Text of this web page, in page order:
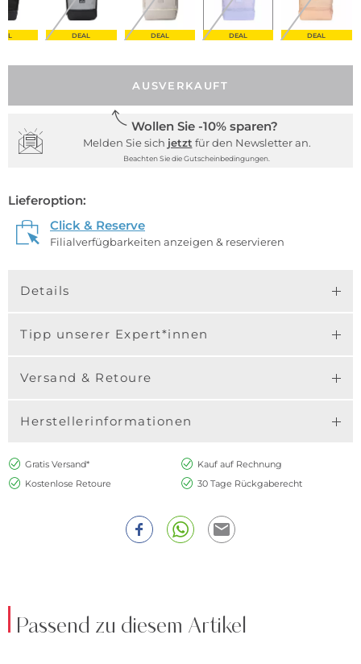
DEAL DEAL DEAL DEAL
AUSVERKAUFT
Wollen Sie -10% sparen?
Melden Sie sich jetzt für den Newsletter an.
Beachten Sie die Gutscheinbedingungen.
Lieferoption:
Click & Reserve
Filialverfügbarkeiten anzeigen & reservieren
Details
Tipp unserer Expert*innen
Versand & Retoure
Herstellerinformationen
Gratis Versand*
Kauf auf Rechnung
Kostenlose Retoure
30 Tage Rückgaberecht
Passend zu diesem Artikel